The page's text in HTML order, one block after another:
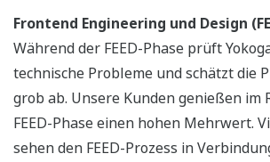
Frontend Engineering und Design
Während der FEED-Phase prüft
technische Probleme und schätzt die
grob ab. Unsere Kunden genießen im
FEED-Phase einen hohen Mehrwert.
sehen den FEED-Prozess in